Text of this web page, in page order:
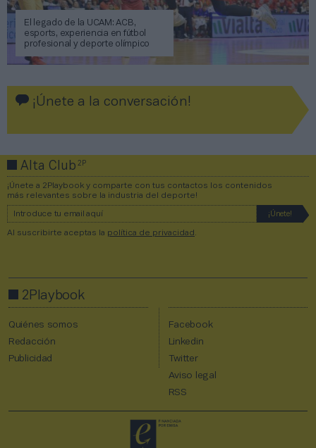
El legado de la UCAM: ACB,
esports, experiencia en fútbol
profesional y deporte olímpico
¡Únete a la conversación!
Alta Club2P
¡Únete a 2Playbook y comparte con tus contactos los contenidos
más relevantes sobre la industria del deporte!
Al suscribirte aceptas la política de privacidad .
2Playbook
Quiénes somos
Redacción
Publicidad
Facebook
Linkedin
Twitter
Aviso legal
RSS